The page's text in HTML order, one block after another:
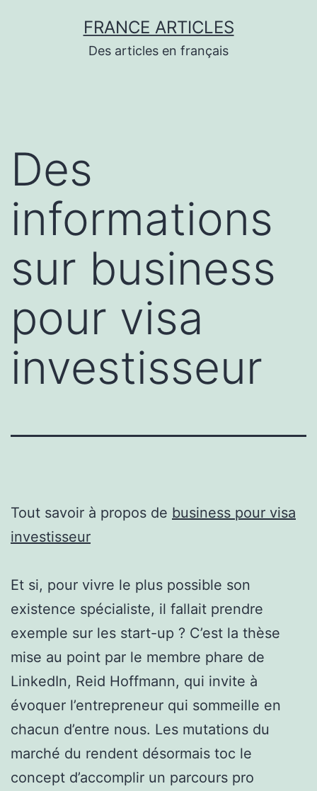
FRANCE ARTICLES
Des articles en français
Des
informations
sur business
pour visa
investisseur
Tout savoir à propos de business pour visa
investisseur
Et si, pour vivre le plus possible son
existence spécialiste, il fallait prendre
exemple sur les start-up ? C’est la thèse
mise au point par le membre phare de
LinkedIn, Reid Hoffmann, qui invite à
évoquer l’entrepreneur qui sommeille en
chacun d’entre nous. Les mutations du
marché du rendent désormais toc le
concept d’accomplir un parcours pro